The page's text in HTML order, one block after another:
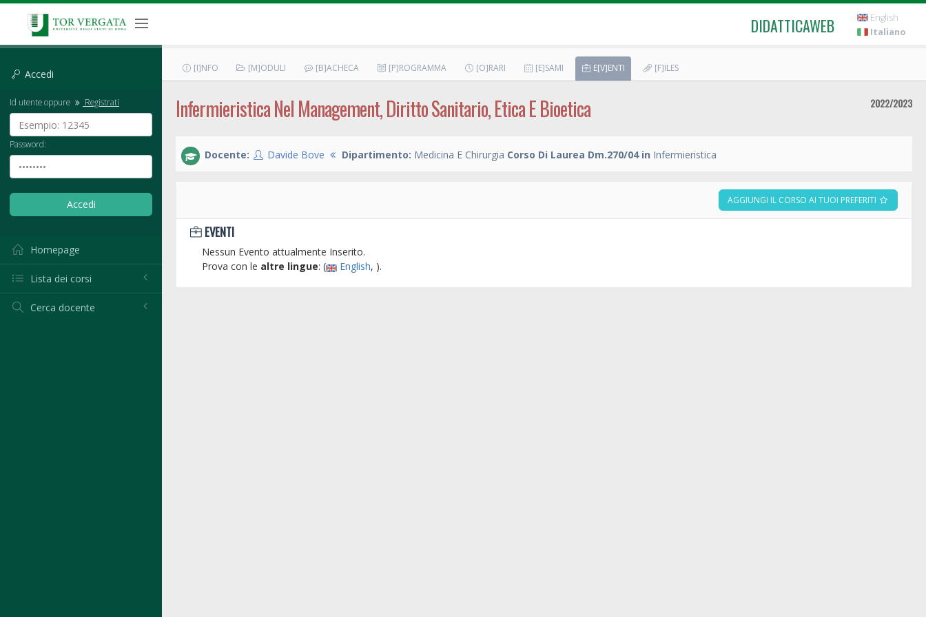
DIDATTICAWEB
English
Italiano
Accedi
Id utente oppure Registrati
Password:
Homepage
Lista dei corsi
Cerca docente
[I]NFO [M]ODULI [B]ACHECA [P]ROGRAMMA [O]RARI [E]SAMI E[V]ENTI [F]ILES
Infermieristica Nel Management, Diritto Sanitario, Etica E Bioetica 2022/2023
Docente: Davide Bove Dipartimento: Medicina E Chirurgia Corso Di Laurea Dm.270/04 in Infermieristica
AGGIUNGI IL CORSO AI TUOI PREFERITI
EVENTI
Nessun Evento attualmente Inserito.
Prova con le altre lingue: ( English, ).